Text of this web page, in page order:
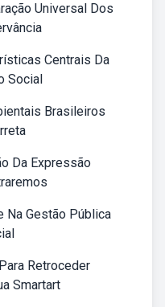
Universal Dos
Centrais Da
Social
Brasileiros
Da Expressão
Na Gestão Pública
Retroceder
Smartart